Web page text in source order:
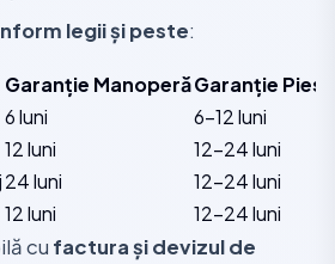
legii și peste:
Garanție ManoperăGaranție Piese
6 luni
6-12 luni
12 luni
12-24 luni
24 luni
12-24 luni
12 luni
12-24 luni
cu factura și devizul de